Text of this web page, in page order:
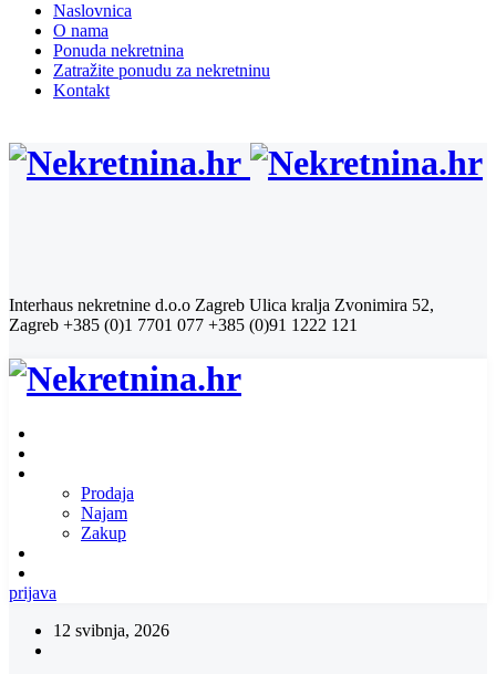
Naslovnica
O nama
Ponuda nekretnina
Zatražite ponudu za nekretninu
Kontakt
Interhaus nekretnine d.o.o Zagreb Ulica kralja Zvonimira 52,
Zagreb +385 (0)1 7701 077 +385 (0)91 1222 121
Prodaja
Najam
Zakup
prijava
12 svibnja, 2026